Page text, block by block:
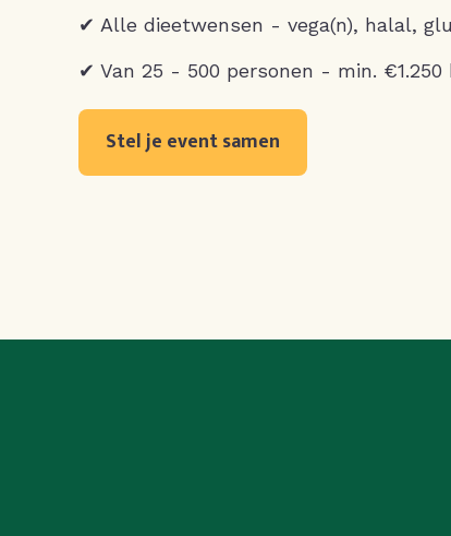
✔ Alle dieetwensen - vega(n), halal,
✔ Van 25 - 500 personen - min. €1.250
Stel je event samen